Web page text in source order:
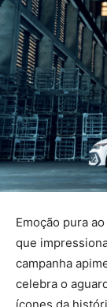
Emoção pura
que
campanha
celebra o